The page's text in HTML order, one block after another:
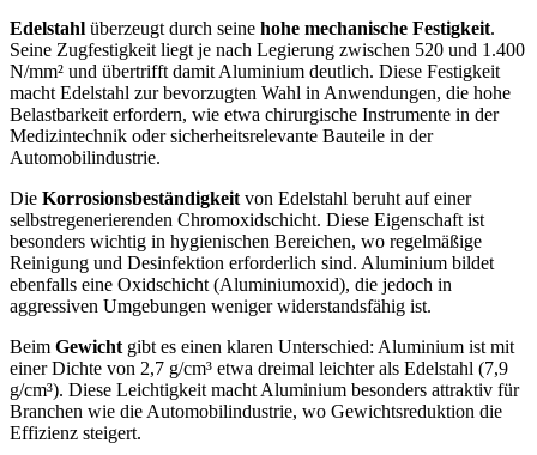
Edelstahl überzeugt durch seine hohe mechanische Festigkeit.
Seine Zugfestigkeit liegt je nach Legierung zwischen 520 und 1.400
N/mm² und übertrifft damit Aluminium deutlich. Diese Festigkeit
macht Edelstahl zur bevorzugten Wahl in Anwendungen, die hohe
Belastbarkeit erfordern, wie etwa chirurgische Instrumente in der
Medizintechnik oder sicherheitsrelevante Bauteile in der
Automobilindustrie.
Die Korrosionsbeständigkeit von Edelstahl beruht auf einer
selbstregenerierenden Chromoxidschicht. Diese Eigenschaft ist
besonders wichtig in hygienischen Bereichen, wo regelmäßige
Reinigung und Desinfektion erforderlich sind. Aluminium bildet
ebenfalls eine Oxidschicht (Aluminiumoxid), die jedoch in
aggressiven Umgebungen weniger widerstandsfähig ist.
Beim Gewicht gibt es einen klaren Unterschied: Aluminium ist mit
einer Dichte von 2,7 g/cm³ etwa dreimal leichter als Edelstahl (7,9
g/cm³). Diese Leichtigkeit macht Aluminium besonders attraktiv für
Branchen wie die Automobilindustrie, wo Gewichtsreduktion die
Effizienz steigert.